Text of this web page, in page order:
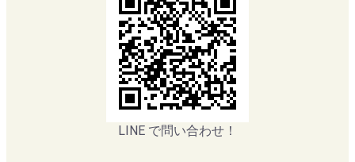
LINE で問い合わせ！